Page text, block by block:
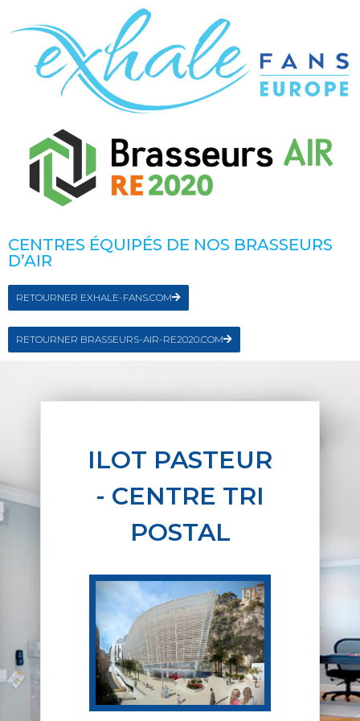
CENTRES ÉQUIPÉS DE NOS BRASSEURS
D’AIR
RETOURNER EXHALE-FANS.COM
RETOURNER BRASSEURS-AIR-RE2020.COM
ILOT PASTEUR
- CENTRE TRI
POSTAL